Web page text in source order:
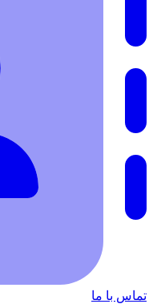
تماس با ما